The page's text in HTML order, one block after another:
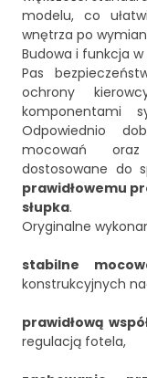
modelu, co
wnętrza po
Budowa i funkcja
Pas
ochrony
komponentami
Odpowiednio
mocowań
dostosowane do
prawidłowemu
słupka.
Oryginalne
stabilne
konstrukcyjnych
prawidłową
regulacją fotela,